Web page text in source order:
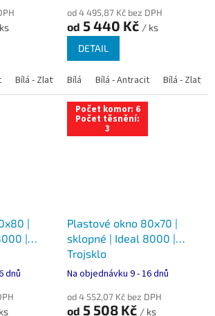
Bílá - Zlatý dub Bílá - Tmavý dub Bílá -
od 4 495,87 Kč bez DPH
od 5 440 Kč / ks
DETAIL
Bílá Bílá - Antracit Bílá - Zlatý
|
|
dnů
Počet komor: 6
Počet těsnění:
3
Plastové okno 80x70 |
sklopné | Ideal 8000 |
Trojsklo
Na objednávku 9 - 16 dnů
od 4 552,07 Kč bez DPH
od 5 508 Kč / ks